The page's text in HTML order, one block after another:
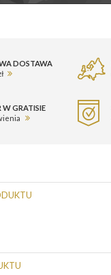
DOSTAWA
W GRATISIE